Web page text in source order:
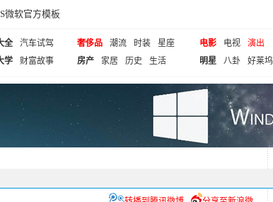
微软官方模板
全
汽车试驾
学
财富故事
奢侈品 潮流 时装
星座
房产
家居 历史 生活
电影 电视
演出
明星
八卦 好莱坞